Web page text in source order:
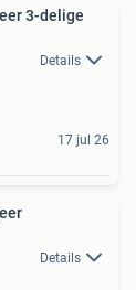
3-delige
Details
17 jul 26
Details